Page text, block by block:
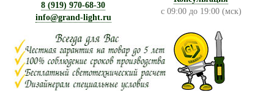
8 (919) 970-68-30
info@grand-light.ru
с 09:00 до 19:00 (мск)